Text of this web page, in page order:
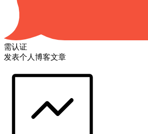
需认证
发表个人博客文章